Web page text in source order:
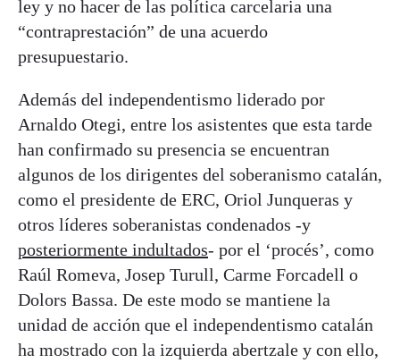
ley y no hacer de las política carcelaria una
“contraprestación” de una acuerdo
presupuestario.
Además del independentismo liderado por
Arnaldo Otegi, entre los asistentes que esta tarde
han confirmado su presencia se encuentran
algunos de los dirigentes del soberanismo catalán,
como el presidente de ERC, Oriol Junqueras y
otros líderes soberanistas condenados -y
posteriormente indultados- por el ‘procés’, como
Raúl Romeva, Josep Turull, Carme Forcadell o
Dolors Bassa. De este modo se mantiene la
unidad de acción que el independentismo catalán
ha mostrado con la izquierda abertzale y con ello,